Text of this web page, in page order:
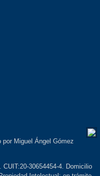
Miguel Ángel Gómez
30654454-4. Domicilio